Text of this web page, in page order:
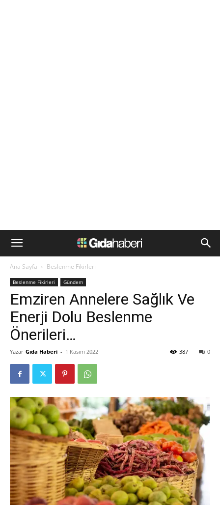
Ana Sayfa Beslenme Fikirleri
Beslenme Fikirleri Gündem
Emziren Annelere Sağlık Ve
Enerji Dolu Beslenme
Önerileri…
Yazar Gıda Haberi - 1 Kasım 2022 0
387